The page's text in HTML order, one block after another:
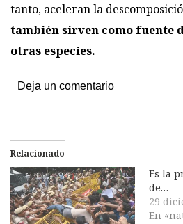
tanto, aceleran la
también sirven como fuente
otras especies.
Deja un comentario
Relacionado
Es la
de…
29
En